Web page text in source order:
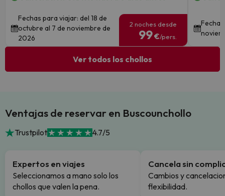
Fechas para viajar: del 18 de
octubre al 7 de noviembre de
2026
2 noches desde
99€/pers.
Ver todos los chollos
Ventajas de reservar en Buscounchollo
Trustpilot 4.7/5
Expertos en viajes
Seleccionamos a mano solo los
chollos que valen la pena.
Cancela sin
Cambios y
flexibilidad.